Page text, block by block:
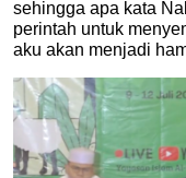
sehingga apa kata
perintah untuk
aku akan menjadi